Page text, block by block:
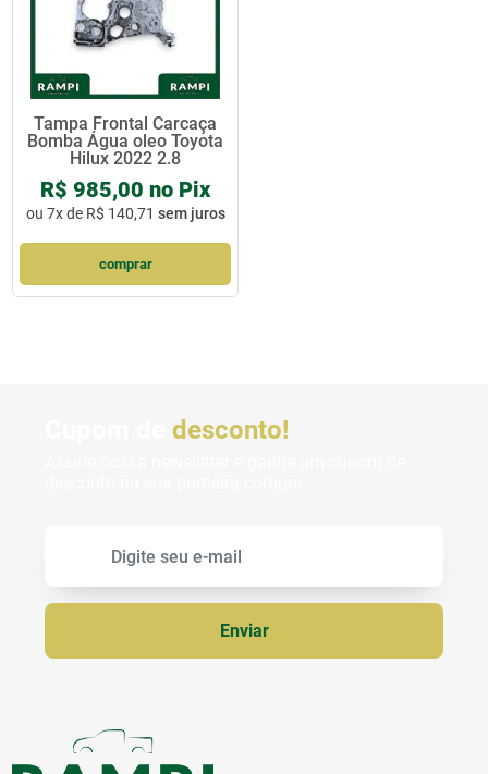
Tampa Frontal Carcaça
Bomba Água oleo Toyota
Hilux 2022 2.8
R$ 985,00 no Pix
ou 7x de R$ 140,71 sem juros
comprar
Cupom dedesconto!